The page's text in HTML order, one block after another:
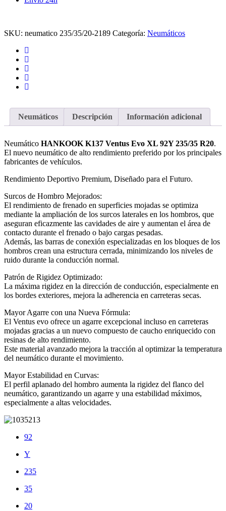
XL
SKU: neumatico 235/35/20-2189 Categoría: Neumáticos
Neumáticos Descripción Información adicional
Neumático HANKOOK K137 Ventus Evo XL 92Y 235/35 R20.
El nuevo neumático de alto rendimiento preferido por los principales
fabricantes de vehículos.
Rendimiento Deportivo Premium, Diseñado para el Futuro.
Surcos de Hombro Mejorados:
El rendimiento de frenado en superficies mojadas se optimiza
mediante la ampliación de los surcos laterales en los hombros, que
aseguran eficazmente las cavidades de aire y aumentan el área de
contacto durante el frenado o bajo cargas pesadas.
Además, las barras de conexión especializadas en los bloques de los
hombros crean una estructura cerrada, minimizando los niveles de
ruido durante la conducción normal.
Patrón de Rigidez Optimizado:
La máxima rigidez en la dirección de conducción, especialmente en
los bordes exteriores, mejora la adherencia en carreteras secas.
Mayor Agarre con una Nueva Fórmula:
El Ventus evo ofrece un agarre excepcional incluso en carreteras
mojadas gracias a un nuevo compuesto de caucho enriquecido con
resinas de alto rendimiento.
Este material avanzado mejora la tracción al optimizar la temperatura
del neumático durante el movimiento.
Mayor Estabilidad en Curvas:
El perfil aplanado del hombro aumenta la rigidez del flanco del
neumático, garantizando un agarre y una estabilidad máximos,
especialmente a altas velocidades.
92
Y
235
35
20